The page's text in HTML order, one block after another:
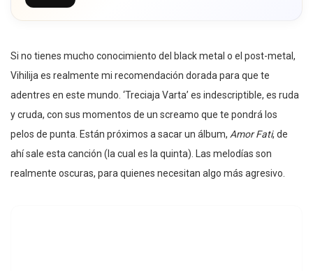
Si no tienes mucho conocimiento del black metal o el post-metal,
Vihilija es realmente mi recomendación dorada para que te
adentres en este mundo. ‘Treciaja Varta’ es indescriptible, es ruda
y cruda, con sus momentos de un screamo que te pondrá los
pelos de punta. Están próximos a sacar un álbum, Amor Fati, de
ahí sale esta canción (la cual es la quinta). Las melodías son
realmente oscuras, para quienes necesitan algo más agresivo.